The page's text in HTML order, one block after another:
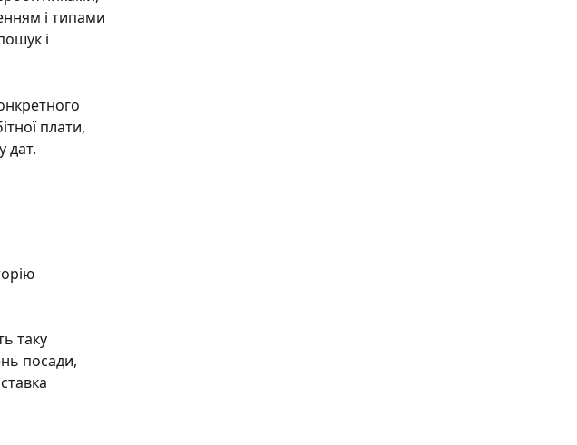
і типами
і
плати,
дат.
таку
посади,